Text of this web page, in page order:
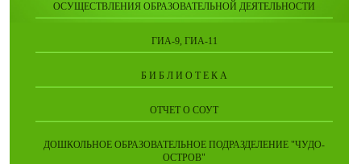
ОСУЩЕСТВЛЕНИЯ ОБРАЗОВАТЕЛЬНОЙ ДЕЯТЕЛЬНОСТИ
ГИА-9, ГИА-11
Б И Б Л И О Т Е К А
ОТЧЕТ О СОУТ
ДОШКОЛЬНОЕ ОБРАЗОВАТЕЛЬНОЕ ПОДРАЗДЕЛЕНИЕ "ЧУДО-
ОСТРОВ"